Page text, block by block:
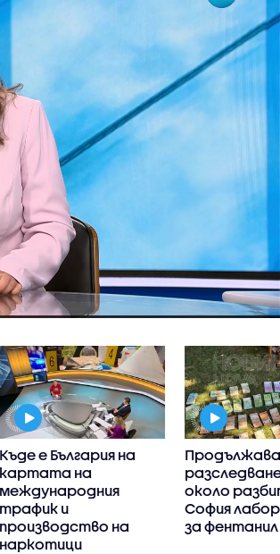
Къде е България на
картата на
международния
трафик и
производство на
наркотици
Продължава
около
София
за фентанил